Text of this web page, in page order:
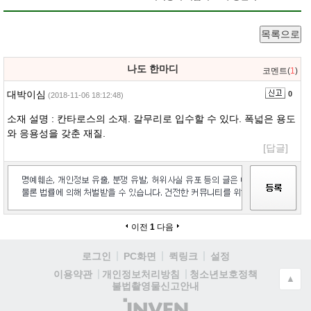
목록으로
나도 한마디 코멘트(1)
대박이심 (2018-11-06 18:12:48) 0
소재 설명 : 칸타로스의 소재. 갈무리로 입수할 수 있다. 폭넓은 용도
와 응용성을 갖춘 재질.
[답글]
이전 1 다음
로그인 PC화면 퀵링크
설정
이용약관
개인정보처리방침
청소년보호정책
불법촬영물신고안내
(주)
▲